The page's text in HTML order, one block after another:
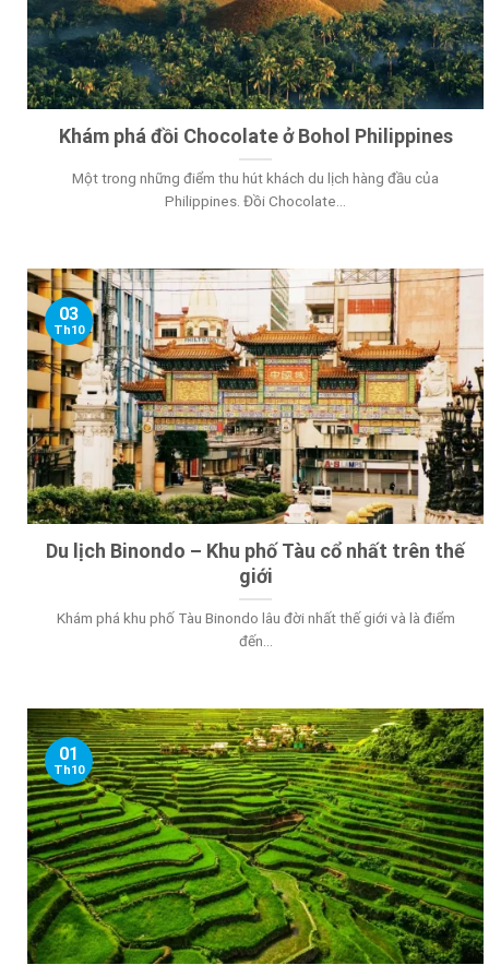
Khám phá đồi Chocolate ở Bohol Philippines
Một trong những điểm thu hút khách du lịch hàng đầu của
Philippines. Đồi Chocolate...
Du lịch Binondo – Khu phố Tàu cổ nhất trên thế
giới
Khám phá khu phố Tàu Binondo lâu đời nhất thế giới và là điểm
đến...
03
Th10
01
Th10